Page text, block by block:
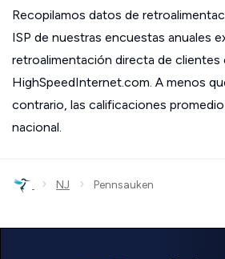
Recopilamos datos de
ISP de nuestras encuestas anuales
retroalimentación directa de clientes
HighSpeedInternet.com. A menos
contrario, las calificaciones
nacional.
› NJ › Pennsauken